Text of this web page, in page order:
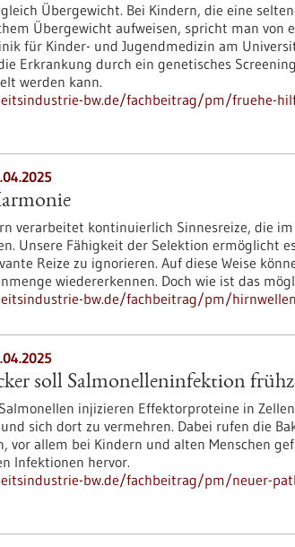
Übergewicht. Bei Kindern, die eine
Übergewicht aufweisen, spricht man von
für Kinder-​ und Jugendmedizin am
Erkrankung durch ein genetisches
werden kann.
bw.de/fachbeitrag/pm/fruehe-
verarbeitet kontinuierlich Sinnesreize, die
Unsere Fähigkeit der Selektion ermöglicht
Reize zu ignorieren. Auf diese Weise
wiedererkennen. Doch wie ist das
bw.de/fachbeitrag/pm/
soll Salmonelleninfektion
injizieren Effektorproteine in
sich dort zu vermehren. Dabei rufen die
vor allem bei Kindern und alten Menschen
Infektionen hervor.
bw.de/fachbeitrag/pm/neuer-